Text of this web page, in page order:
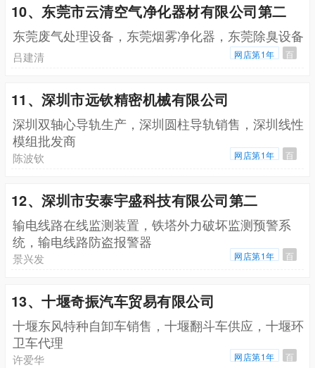
10、东莞市云清空气净化器材有限公司第二
东莞废气处理设备，东莞烟雾净化器，东莞除臭设备
吕建清 网店第1年 百
11、深圳市远钦精密机械有限公司
深圳双轴心导轨生产，深圳圆柱导轨销售，深圳线性
模组批发商
陈波钦 网店第1年 百
12、深圳市安泰宇盛科技有限公司第二
输电线路在线监测装置，铁塔外力破坏监测预警系
统，输电线路防盗报警器
景兴发 网店第1年 百
13、十堰奇振汽车贸易有限公司
十堰东风特种自卸车销售，十堰翻斗车供应，十堰环
卫车代理
许爱华 网店第1年 百